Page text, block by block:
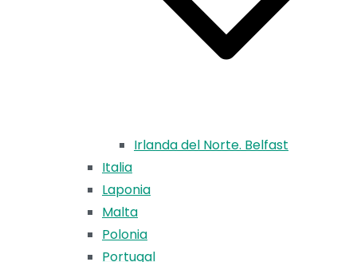
Irlanda del Norte. Belfast
Italia
Laponia
Malta
Polonia
Portugal